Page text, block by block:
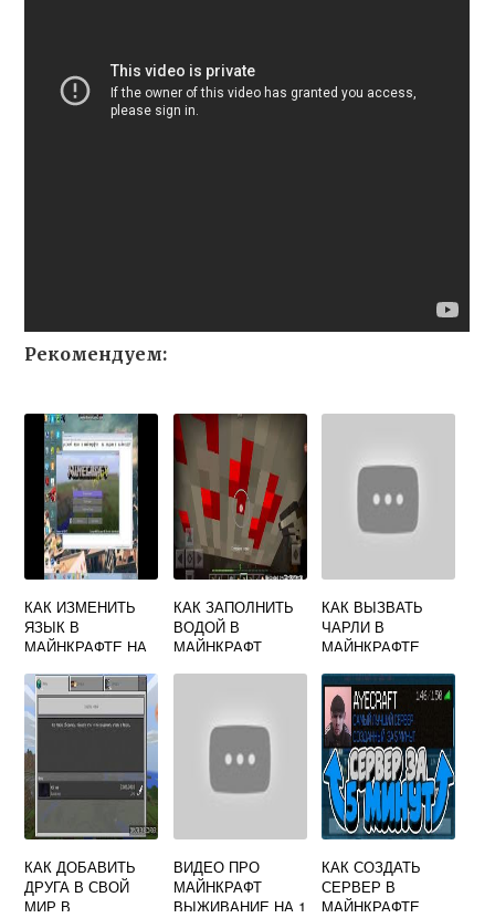
Рекомендуем:
КАК ИЗМЕНИТЬ
ЯЗЫК В
МАЙНКРАФТЕ НА
КАК ЗАПОЛНИТЬ
ВОДОЙ В
МАЙНКРАФТ
КАК ВЫЗВАТЬ
ЧАРЛИ В
МАЙНКРАФТЕ
КАК ДОБАВИТЬ
ДРУГА В СВОЙ
МИР В
ВИДЕО ПРО
МАЙНКРАФТ
ВЫЖИВАНИЕ НА 1
КАК СОЗДАТЬ
СЕРВЕР В
МАЙНКРАФТЕ